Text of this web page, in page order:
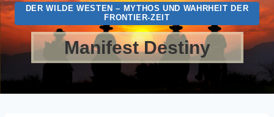
DER WILDE WESTEN – MYTHOS UND WAHRHEIT DER
FRONTIER-ZEIT
Manifest Destiny